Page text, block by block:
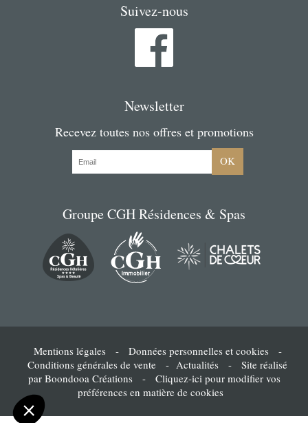
Commandez votre bon cadeau maintenant et recevez-le par mail sous 1 à 3
jours ouvrés
Suivez-nous
Newsletter
Recevez toutes nos offres et promotions
OK
Groupe CGH Résidences & Spas
Mentions légales - Données personnelles et cookies
-
Conditions générales de vente
- Actualités -
Site réalisé
par Boondooa Créations
-
Cliquez-ici pour modifier vos
préférences en matière de cookies
...
de bénéficier de toutes les fonctionnalités du site, il est
d'accepter les cookies.
Consentements certifiés par
merci Je choisis OK pour moi